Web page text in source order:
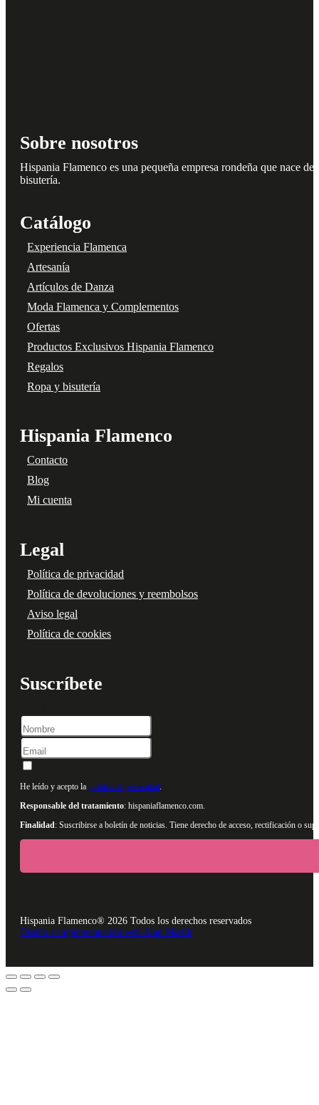
Sobre nosotros
Hispania Flamenco es una pequeña empresa rondeña que nace
bisutería.
Catálogo
Experiencia Flamenca
Artesanía
Artículos de Danza
Moda Flamenca y Complementos
Ofertas
Productos Exclusivos Hispania Flamenco
Regalos
Ropa y bisutería
Hispania Flamenco
Contacto
Blog
Mi cuenta
Legal
Política de privacidad
Política de devoluciones y reembolsos
Aviso legal
Política de cookies
Suscríbete
He leído y acepto la política de privacidad
Responsable del tratamiento: hispaniaflamenco.com.
Finalidad: Suscribirse a boletín de noticias. Tiene derecho de acceso, rectificación o
Hispania Flamenco® 2026 Todos los derechos reservados
Diseño e implementación web Alan Martín